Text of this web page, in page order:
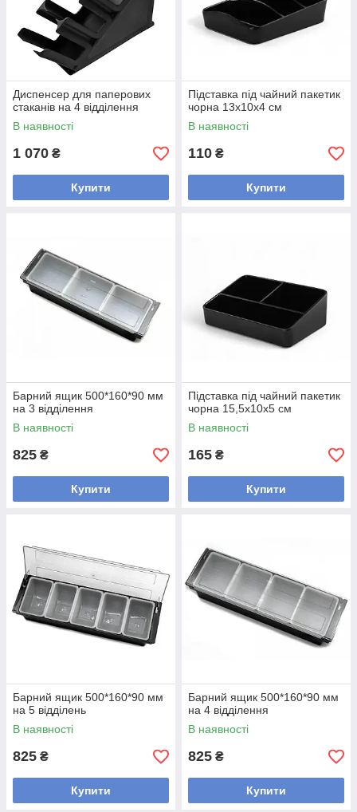
Диспенсер для паперових
стаканів на 4 відділення
В наявності
1 070 ₴
Купити
Підставка під чайний пакетик
чорна 13х10х4 см
В наявності
110 ₴
Купити
Барний ящик 500*160*90 мм
на 3 відділення
В наявності
825 ₴
Купити
Підставка під чайний пакетик
чорна 15,5х10х5 см
В наявності
165 ₴
Купити
Барний ящик 500*160*90 мм
на 5 відділень
В наявності
825 ₴
Купити
Барний ящик 500*160*90 мм
на 4 відділення
В наявності
825 ₴
Купити